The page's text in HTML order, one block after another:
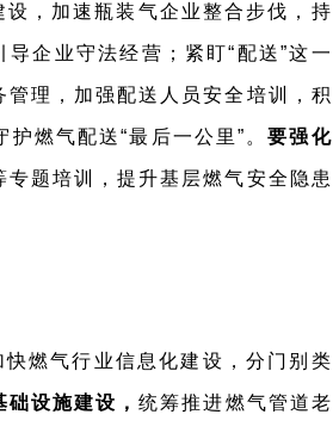
，加速瓶装气企业整合步伐，持
企业守法经营；紧盯“配送”这一
理，加强配送人员安全培训，积
燃气配送“最后一公里”。要强化
题培训，提升基层燃气安全隐患
燃气行业信息化建设，分门别类
础设施建设，统筹推进燃气管道老